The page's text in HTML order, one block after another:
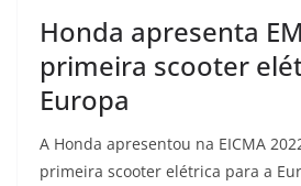
Honda apresenta
primeira scooter
Europa
A Honda apresentou na EICMA
primeira scooter elétrica para a